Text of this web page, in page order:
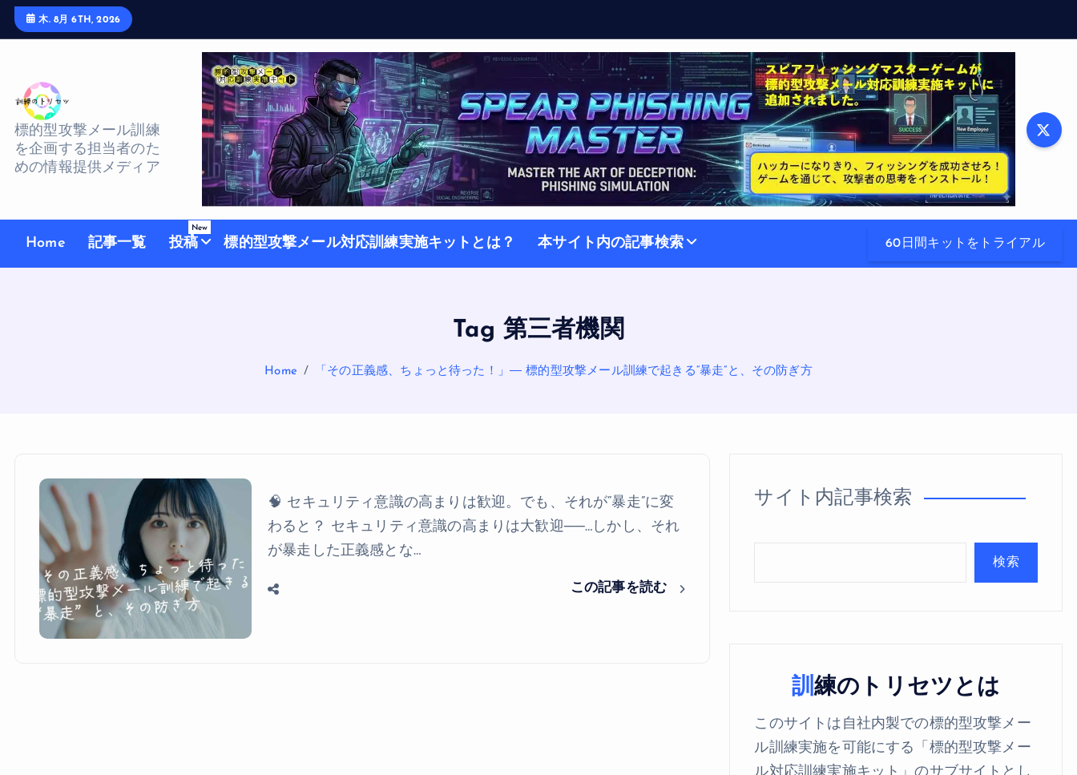
k
木. 8月 6TH, 2026
標的型攻撃メール訓練
を企画する担当者のた
めの情報提供メディア
Home 記事一覧 投稿
New
標的型攻撃メール対応訓練実施キットとは？ 本サイト内の記事検索 60日間キットをトライアル
Tag 第三者機関
Home 「その正義感、ちょっと待った！」― 標的型攻撃メール訓練で起きる“暴走”と、その防ぎ方
🧠 セキュリティ意識の高まりは歓迎。でも、それが“暴走”に変
わると？ セキュリティ意識の高まりは大歓迎──…しかし、それ
が暴走した正義感とな…
この記事を読む
サイト内記事検索
検索
訓練のトリセツとは
このサイトは自社内製での標的型攻撃メー
ル訓練実施を可能にする「標的型攻撃メー